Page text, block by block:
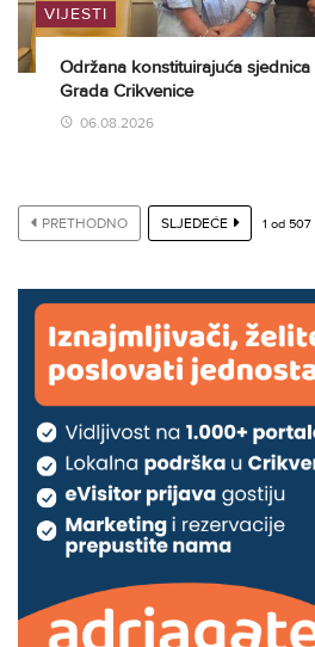
VIJESTI
Održana konstituirajuća
Grada Crikvenice
06.08.2026
PRETHODNO SLJEDEĆE 1 od 507